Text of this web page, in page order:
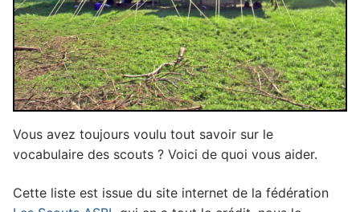
Vous avez toujours voulu tout savoir sur le
vocabulaire des scouts ? Voici de quoi vous aider.
Cette liste est issue du site internet de la fédération